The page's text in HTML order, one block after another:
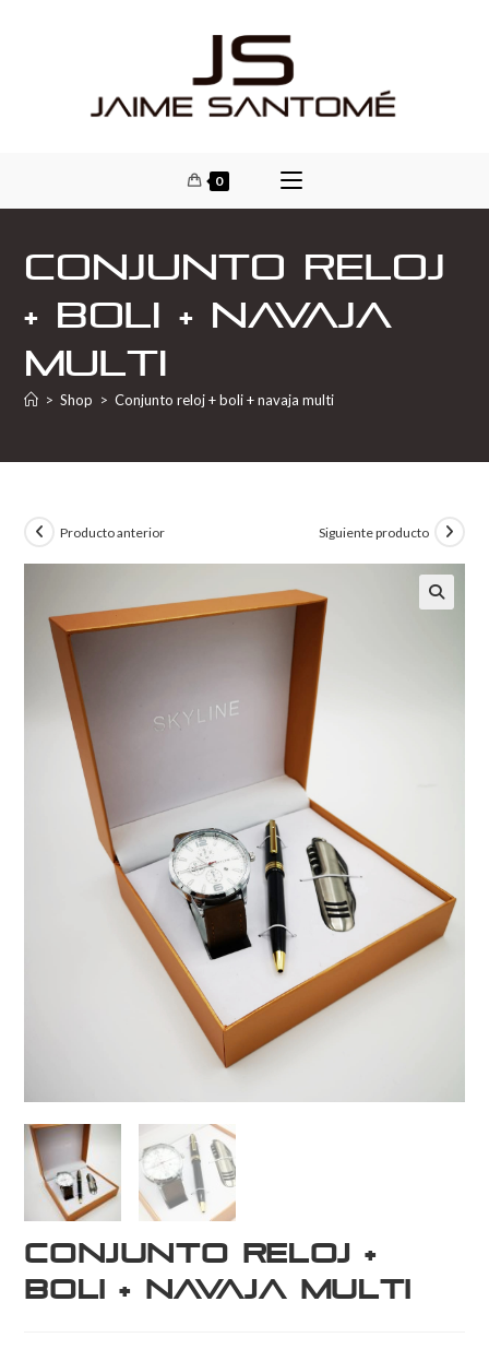
0
Conjunto reloj
+ boli + navaja
multi
> Shop > Conjunto reloj + boli + navaja multi
Producto anterior Siguiente producto
Conjunto reloj +
boli + navaja multi